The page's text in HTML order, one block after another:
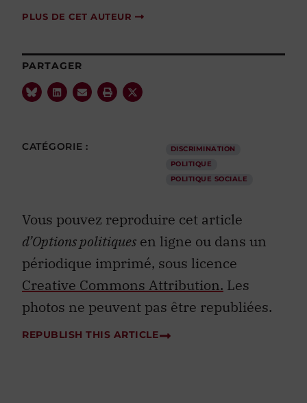
PLUS DE CET AUTEUR
PARTAGER
CATÉGORIE :
DISCRIMINATION
POLITIQUE
POLITIQUE SOCIALE
Vous pouvez reproduire cet article
d’Options politiques en ligne ou dans un
périodique imprimé, sous licence
Creative Commons Attribution. Les
photos ne peuvent pas être republiées.
REPUBLISH THIS ARTICLE